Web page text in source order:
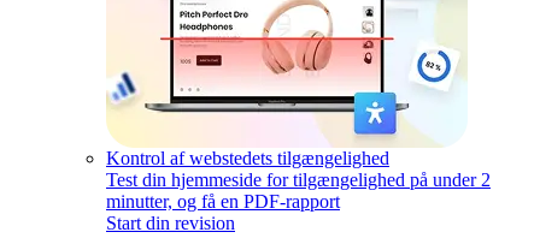
Kontrol af webstedets tilgængelighed
Test din hjemmeside for tilgængelighed på under 2
minutter, og få en PDF-rapport
Start din revision